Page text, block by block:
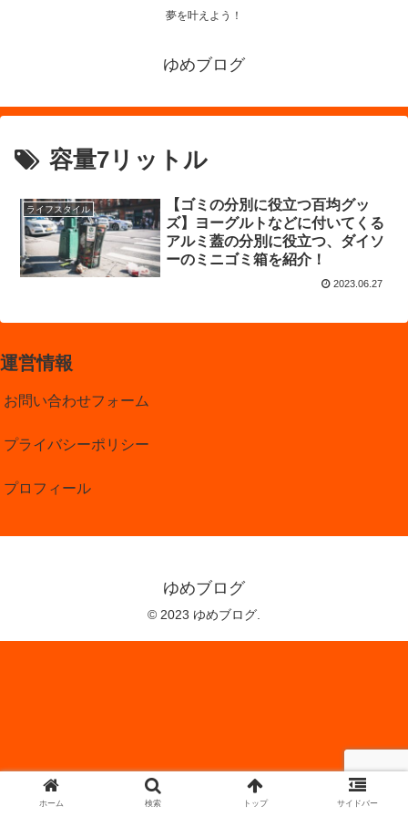
夢を叶えよう！
ゆめブログ
容量7リットル
ライフスタイル
【ゴミの分別に役立つ百均グッ
ズ】ヨーグルトなどに付いてくる
アルミ蓋の分別に役立つ、ダイソ
ーのミニゴミ箱を紹介！
2023.06.27
運営情報
お問い合わせフォーム
プライバシーポリシー
プロフィール
ゆめブログ
© 2023 ゆめブログ.
ホーム 検索 トップ サイドバー